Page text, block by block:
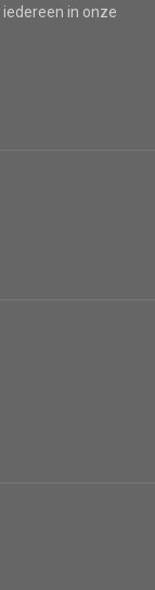
in onze